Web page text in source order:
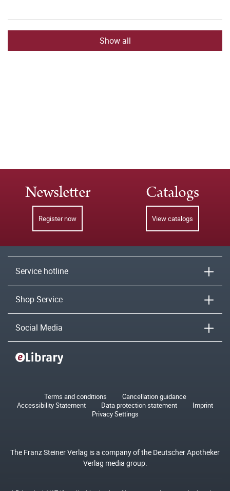
Show all
Newsletter
Register now
Catalogs
View catalogs
Service hotline
Shop-Service
Social Media
Terms and conditions
Cancellation guidance
Accessibility Statement
Data protection statement
Imprint
Privacy Settings
The Franz Steiner Verlag is a company of the Deutscher Apotheker
Verlag media group.